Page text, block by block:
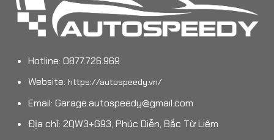
Hotline: 0877.726.969
Website: https://autospeedy.vn/
Email: Garage.autospeedy@gmail.com
Địa chỉ: 2QW3+G93, Phúc Diễn, Bắc Từ Liêm